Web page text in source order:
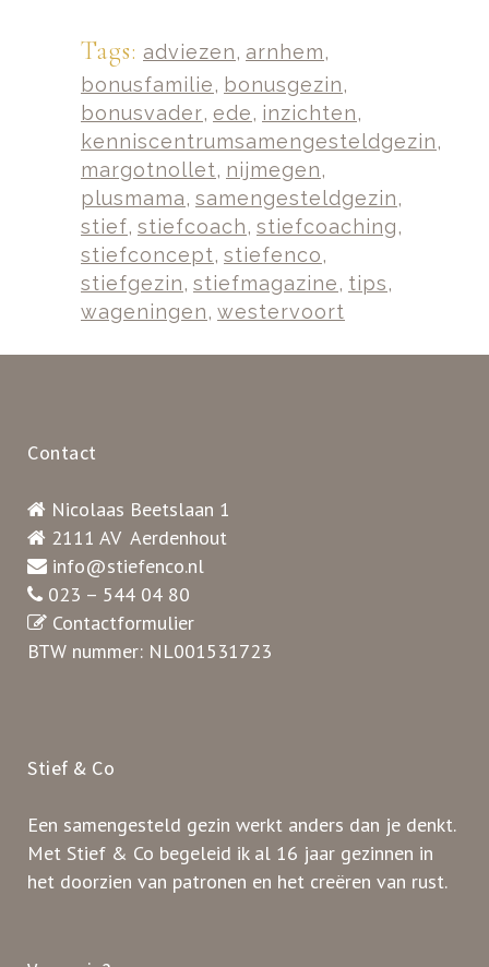
Tags: adviezen, arnhem,
bonusfamilie, bonusgezin,
bonusvader, ede, inzichten,
kenniscentrumsamengesteldgezin,
margotnollet, nijmegen,
plusmama, samengesteldgezin,
stief, stiefcoach, stiefcoaching,
stiefconcept, stiefenco,
stiefgezin, stiefmagazine, tips,
wageningen, westervoort
Contact
Nicolaas Beetslaan 1
2111 AV Aerdenhout
info@stiefenco.nl
023 – 544 04 80
Contactformulier
BTW nummer: NL001531723
Stief & Co
Een samengesteld gezin werkt anders dan je denkt.
Met Stief & Co begeleid ik al 16 jaar gezinnen in
het doorzien van patronen en het creëren van rust.